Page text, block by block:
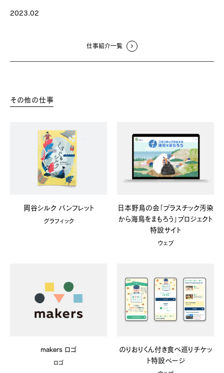
2023.02
仕事紹介一覧
その他の仕事
岡谷シルク パンフレット
グラフィック
日本野鳥の会「プラスチック汚染
から海鳥をまもろう」プロジェクト
特設サイト
ウェブ
makers ロゴ
ロゴ
のりおりくん付き食べ巡りチケッ
ト特設ページ